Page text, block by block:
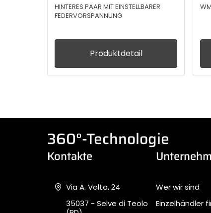
HINTERES PAAR MIT EINSTELLBARER
FEDERVORSPANNUNG
Produktdetail
360°-Technologie
Kontakte
Via A. Volta, 24
35037 - Selve di Teolo
Wer wir sind
Einzelhändler